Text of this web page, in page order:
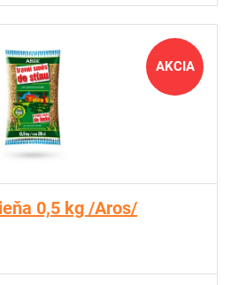
AKCIA
0,5 kg /Aros/